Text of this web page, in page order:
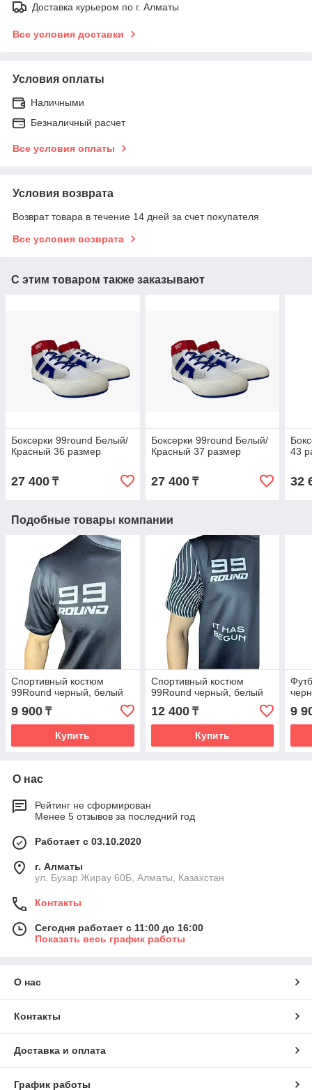
Доставка курьером по г. Алматы
Все условия доставки
Условия оплаты
Наличными
Безналичный расчет
Все условия оплаты
Условия возврата
Возврат товара в течение 14 дней за счет покупателя
Все условия возврата
С этим товаром также заказывают
Боксерки 99round Белый/
Красный 36 размер
27 400 ₸
Боксерки 99round Белый/
Красный 37 размер
27 400₸
43
32
Подобные товары компании
Спортивный костюм
99Round черный, белый
9 900 ₸
Купить
Спортивный костюм
99Round черный, белый
12 400₸
Купить
9
О нас
Рейтинг не сформирован
Менее 5 отзывов за последний год
Работает с 03.10.2020
г. Алматы
ул. Бухар Жирау 60Б, Алматы, Казахстан
Контакты
Сегодня работает с 11:00 до 16:00
Показать весь график работы
О нас
Контакты
Доставка и оплата
График работы